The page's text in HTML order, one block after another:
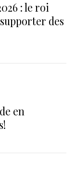
: le roi
des
en